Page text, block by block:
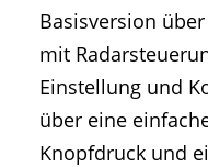
Basisversion
mit
Einstellung und
über eine
Knopfdruck und